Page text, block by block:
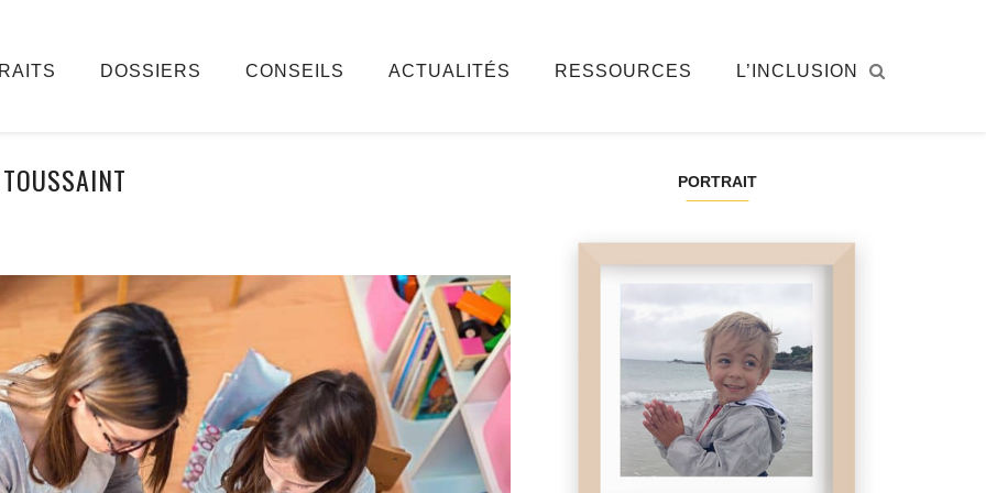
DOSSIERS CONSEILS ACTUALITÉS RESSOURCES L’INCLUSION
TOUSSAINT PORTRAIT